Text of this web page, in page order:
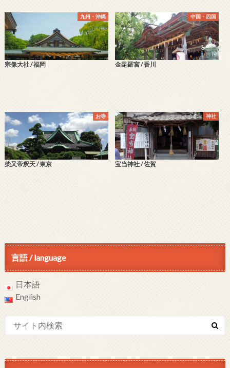
九州・沖縄
宗像大社 / 福岡
中国・四国
金毘羅宮 / 香川
お寺
柴又帝釈天 / 東京
神社
宝当神社 / 佐賀
言語 / language
日本語
English